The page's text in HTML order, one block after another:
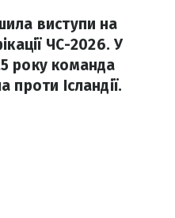
виступи на
ЧС-2026. У
року команда
проти Ісландії.